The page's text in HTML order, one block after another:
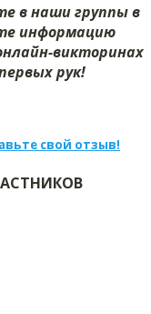
в наши группы в
информацию
викторинах
рук!
свой отзыв!